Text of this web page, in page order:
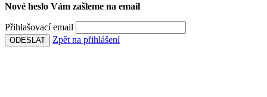
Nové heslo Vám zašleme na email
Přihlašovací email
ODESLAT Zpět na přihlášení